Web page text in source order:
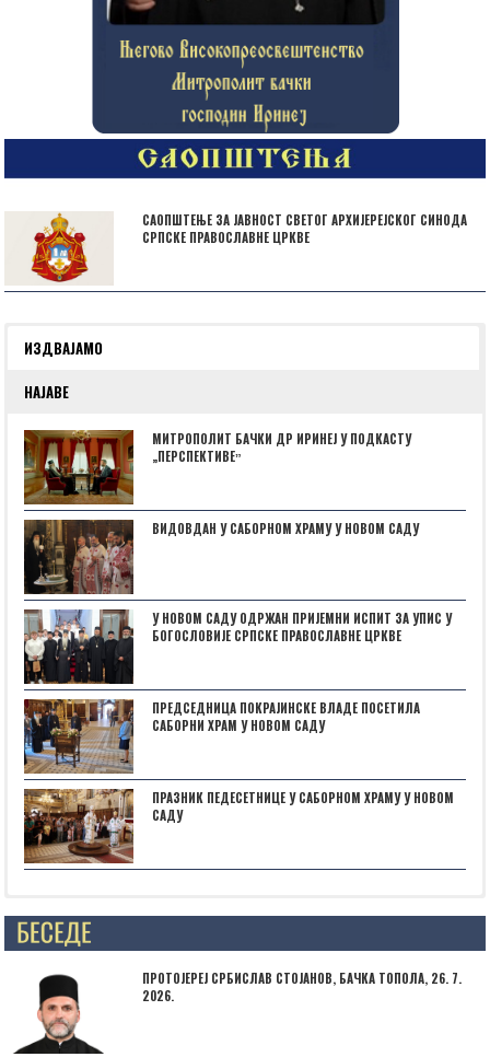
САОПШТЕЊЕ ЗА ЈАВНОСТ СВЕТОГ АРХИЈЕРЕЈСКОГ СИНОДА
СРПСКЕ ПРАВОСЛАВНЕ ЦРКВЕ
ИЗДВАЈАМО
НАЈАВЕ
МИТРОПОЛИТ БАЧКИ ДР ИРИНЕЈ У ПОДКАСТУ
„ПЕРСПЕКТИВЕˮ
ВИДОВДАН У САБОРНОМ ХРАМУ У НОВОМ САДУ
У НОВОМ САДУ ОДРЖАН ПРИЈЕМНИ ИСПИТ ЗА УПИС У
БОГОСЛОВИЈЕ СРПСКЕ ПРАВОСЛАВНЕ ЦРКВЕ
ПРЕДСЕДНИЦА ПОКРАЈИНСКЕ ВЛАДЕ ПОСЕТИЛА
САБОРНИ ХРАМ У НОВОМ САДУ
ПРАЗНИК ПЕДЕСЕТНИЦЕ У САБОРНОМ ХРАМУ У НОВОМ
САДУ
Posts not found
ПРОТОЈЕРЕЈ СРБИСЛАВ СТОЈАНОВ, БАЧКА ТОПОЛА, 26. 7.
2026.